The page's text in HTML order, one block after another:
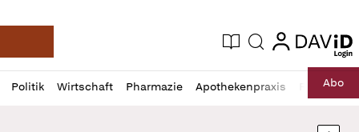
Deutsche Apotheker Zeitung
Aktuelle Ausgabe
Suche login
login
Politik Wirtschaft Pharmazie Apothekenpraxis RechtAbo
Profil
öffnen
Daz
Pur